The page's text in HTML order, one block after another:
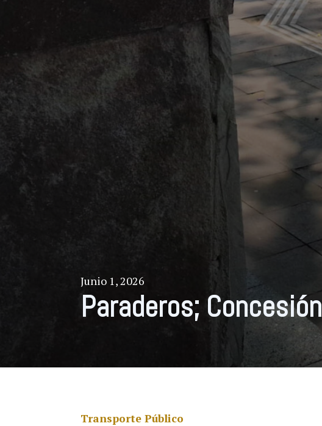
Junio 1, 2026
Paraderos; Concesión
Transporte Público